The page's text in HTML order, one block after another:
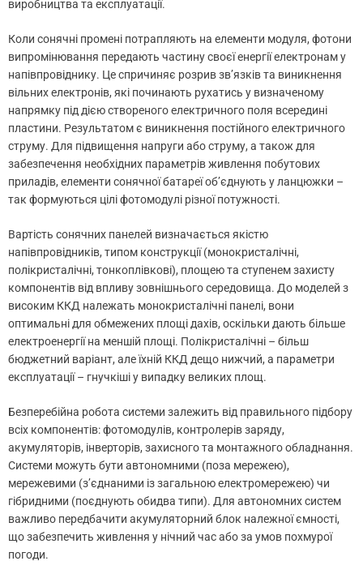
виробництва та експлуатації.
Коли сонячні промені потрапляють на елементи модуля, фотони
випромінювання передають частину своєї енергії електронам у
напівпровіднику. Це спричиняє розрив зв’язків та виникнення
вільних електронів, які починають рухатись у визначеному
напрямку під дією створеного електричного поля всередині
пластини. Результатом є виникнення постійного електричного
струму. Для підвищення напруги або струму, а також для
забезпечення необхідних параметрів живлення побутових
приладів, елементи сонячної батареї об’єднують у ланцюжки –
так формуються цілі фотомодулі різної потужності.
Вартість сонячних панелей визначається якістю
напівпровідників, типом конструкції (монокристалічні,
полікристалічні, тонкоплівкові), площею та ступенем захисту
компонентів від впливу зовнішнього середовища. До моделей з
високим ККД належать монокристалічні панелі, вони
оптимальні для обмежених площі дахів, оскільки дають більше
електроенергії на меншій площі. Полікристалічні – більш
бюджетний варіант, але їхній ККД дещо нижчий, а параметри
експлуатації – гнучкіші у випадку великих площ.
Безперебійна робота системи залежить від правильного підбору
всіх компонентів: фотомодулів, контролерів заряду,
акумуляторів, інверторів, захисного та монтажного обладнання.
Системи можуть бути автономними (поза мережею),
мережевими (з’єднаними із загальною електромережею) чи
гібридними (поєднують обидва типи). Для автономних систем
важливо передбачити акумуляторний блок належної ємності,
що забезпечить живлення у нічний час або за умов похмурої
погоди.